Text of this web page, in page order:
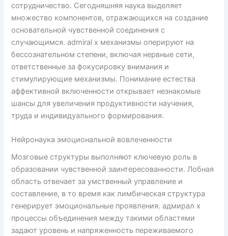
сотрудничество. Сегодняшняя наука выделяет
множество компонентов, отражающихся на создание
основательной чувственной соединения с
случающимся. admiral x механизмы оперируют на
бессознательном степени, включая нервные сети,
ответственные за фокусировку внимания и
стимулирующие механизмы. Понимание естества
аффективной включенности открывает незнакомые
шансы для увеличения продуктивности научения,
труда и индивидуального формирования.
Нейронаука эмоциональной вовлеченности
Мозговые структуры выполняют ключевую роль в
образовании чувственной заинтересованности. Лобная
область отвечает за умственный управление и
составление, в то время как лимбическая структура
генерирует эмоциональные проявления. адмирал х
процессы объединения между такими областями
задают уровень и напряженность переживаемого